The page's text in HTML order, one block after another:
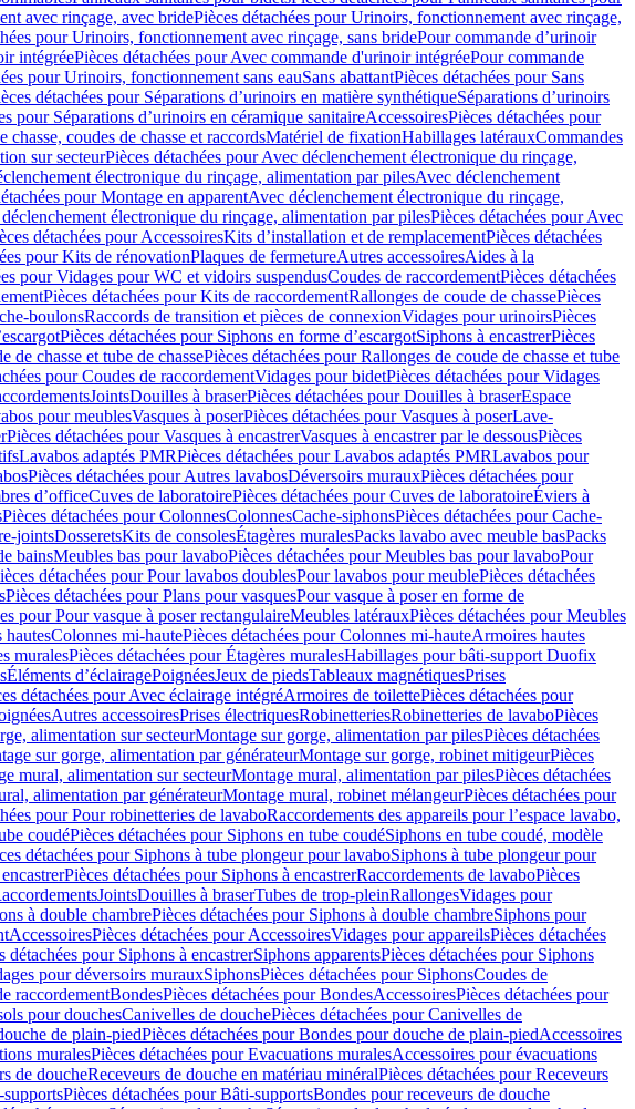
avec rinçage, avec bridePièces détachées pour Urinoirs, fonctionnement avec rinçage,
pour Urinoirs, fonctionnement avec rinçage, sans bridePour commande d’urinoir
intégréePièces détachées pour Avec commande d'urinoir intégréePour commande
pour Urinoirs, fonctionnement sans eauSans abattantPièces détachées pour Sans
détachées pour Séparations d’urinoirs en matière synthétiqueSéparations d’urinoirs
pour Séparations d’urinoirs en céramique sanitaireAccessoiresPièces détachées pour
chasse, coudes de chasse et raccordsMatériel de fixationHabillages latérauxCommandes
sur secteurPièces détachées pour Avec déclenchement électronique du rinçage,
électronique du rinçage, alimentation par pilesAvec déclenchement
pour Montage en apparentAvec déclenchement électronique du rinçage,
électronique du rinçage, alimentation par pilesPièces détachées pour Avec
détachées pour AccessoiresKits d’installation et de remplacementPièces détachées
pour Kits de rénovationPlaques de fermetureAutres accessoiresAides à la
pour Vidages pour WC et vidoirs suspendusCoudes de raccordementPièces détachées
Pièces détachées pour Kits de raccordementRallonges de coude de chassePièces
boulonsRaccords de transition et pièces de connexionVidages pour urinoirsPièces
Pièces détachées pour Siphons en forme d’escargotSiphons à encastrerPièces
de chasse et tube de chassePièces détachées pour Rallonges de coude de chasse et tube
pour Coudes de raccordementVidages pour bidetPièces détachées pour Vidages
JointsDouilles à braserPièces détachées pour Douilles à braserEspace
pour meublesVasques à poserPièces détachées pour Vasques à poserLave-
Pièces détachées pour Vasques à encastrerVasques à encastrer par le dessousPièces
Lavabos adaptés PMRPièces détachées pour Lavabos adaptés PMRLavabos pour
Pièces détachées pour Autres lavabosDéversoirs murauxPièces détachées pour
dʼofficeCuves de laboratoirePièces détachées pour Cuves de laboratoireÉviers à
Pièces détachées pour ColonnesColonnesCache-siphonsPièces détachées pour Cache-
jointsDosseretsKits de consolesÉtagères muralesPacks lavabo avec meuble basPacks
bainsMeubles bas pour lavaboPièces détachées pour Meubles bas pour lavaboPour
détachées pour Pour lavabos doublesPour lavabos pour meublePièces détachées
Pièces détachées pour Plans pour vasquesPour vasque à poser en forme de
pour Pour vasque à poser rectangulaireMeubles latérauxPièces détachées pour Meubles
hautesColonnes mi-hautePièces détachées pour Colonnes mi-hauteArmoires hautes
muralesPièces détachées pour Étagères muralesHabillages pour bâti-support Duofix
Éléments d’éclairagePoignéesJeux de piedsTableaux magnétiquesPrises
détachées pour Avec éclairage intégréArmoires de toilettePièces détachées pour
Autres accessoiresPrises électriquesRobinetteriesRobinetteries de lavaboPièces
alimentation sur secteurMontage sur gorge, alimentation par pilesPièces détachées
sur gorge, alimentation par générateurMontage sur gorge, robinet mitigeurPièces
mural, alimentation sur secteurMontage mural, alimentation par pilesPièces détachées
alimentation par générateurMontage mural, robinet mélangeurPièces détachées pour
pour Pour robinetteries de lavaboRaccordements des appareils pour l’espace lavabo,
coudéPièces détachées pour Siphons en tube coudéSiphons en tube coudé, modèle
détachées pour Siphons à tube plongeur pour lavaboSiphons à tube plongeur pour
Pièces détachées pour Siphons à encastrerRaccordements de lavaboPièces
JointsDouilles à braserTubes de trop-pleinRallongesVidages pour
à double chambrePièces détachées pour Siphons à double chambreSiphons pour
AccessoiresPièces détachées pour AccessoiresVidages pour appareilsPièces détachées
détachées pour Siphons à encastrerSiphons apparentsPièces détachées pour Siphons
pour déversoirs murauxSiphonsPièces détachées pour SiphonsCoudes de
raccordementBondesPièces détachées pour BondesAccessoiresPièces détachées pour
pour douchesCanivelles de douchePièces détachées pour Canivelles de
de plain-piedPièces détachées pour Bondes pour douche de plain-piedAccessoires
muralesPièces détachées pour Evacuations muralesAccessoires pour évacuations
de doucheReceveurs de douche en matériau minéralPièces détachées pour Receveurs
Pièces détachées pour Bâti-supportsBondes pour receveurs de douche